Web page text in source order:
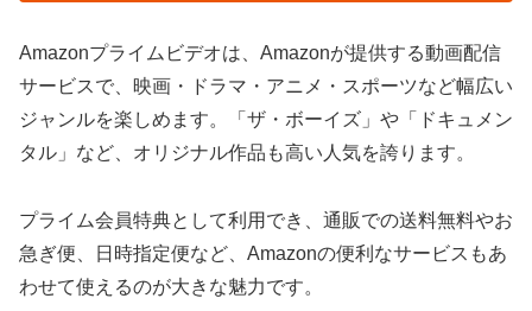
Amazonプライムビデオは、Amazonが提供する動画配信
サービスで、映画・ドラマ・アニメ・スポーツなど幅広い
ジャンルを楽しめます。「ザ・ボーイズ」や「ドキュメン
タル」など、オリジナル作品も高い人気を誇ります。
プライム会員特典として利用でき、通販での送料無料やお
急ぎ便、日時指定便など、Amazonの便利なサービスもあ
わせて使えるのが大きな魅力です。